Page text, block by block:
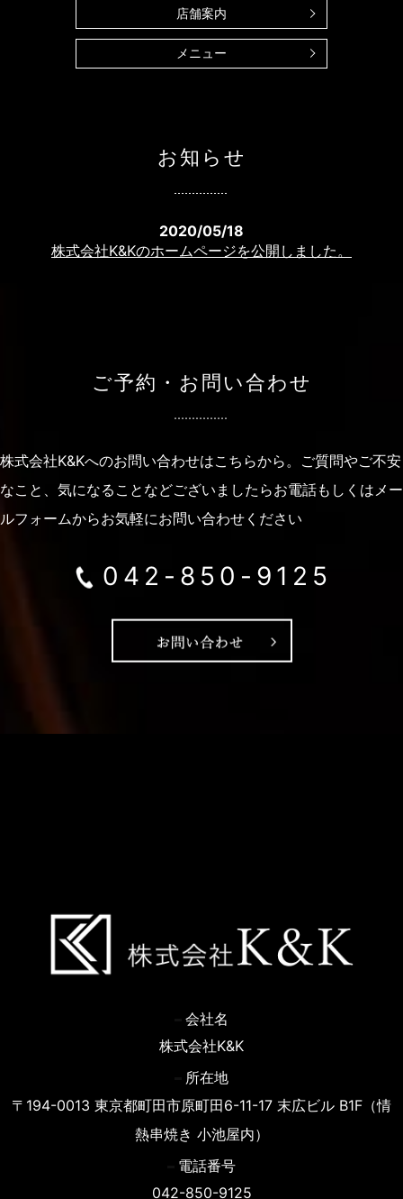
店舗案内
メニュー
お知らせ
2020/05/18
株式会社K&Kのホームページを公開しました。
ご予約・お問い合わせ
株式会社K&Kへのお問い合わせはこちらから。 ご質問やご不安
なこと、気になることなどございましたらお電話もしくはメー
ルフォームからお気軽にお問い合わせください
042-850-9125
会社名
株式会社K&K
所在地
〒194-0013 東京都町田市原町田6-11-17 末広ビル B1F（情
熱串焼き 小池屋内）
電話番号
042-850-9125